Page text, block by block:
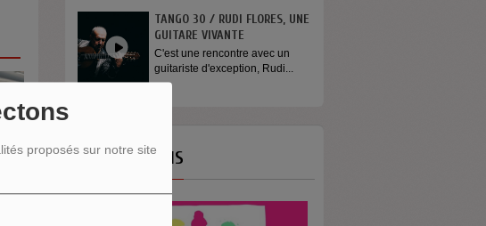
proposés sur notre site
TANGO 30 / RUDI FLORES, UNE
GUITARE VIVANTE
C'est une rencontre avec un
guitariste d'exception, Rudi...
NOS ÉMISSIONS